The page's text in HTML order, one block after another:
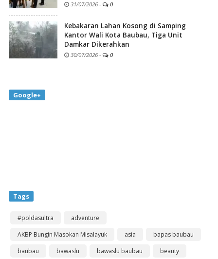
31/07/2026 - 0
Kebakaran Lahan Kosong di Samping
Kantor Wali Kota Baubau, Tiga Unit
Damkar Dikerahkan
30/07/2026 - 0
Google+
Tags
#poldasultra
adventure
AKBP Bungin Masokan Misalayuk
asia
bapas baubau
baubau
bawaslu bawaslu baubau
beauty